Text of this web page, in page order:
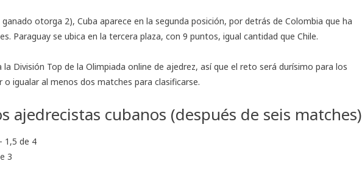
otorga 2), Cuba aparece en la segunda posición, por detrás de Colombia que ha
Paraguay se ubica en la tercera plaza, con 9 puntos, igual cantidad que Chile.
División Top de la Olimpiada online de ajedrez, así que el reto será durísimo para los
o igualar al menos dos matches para clasificarse.
ajedrecistas cubanos (después de seis matches)
1,5 de 4
3